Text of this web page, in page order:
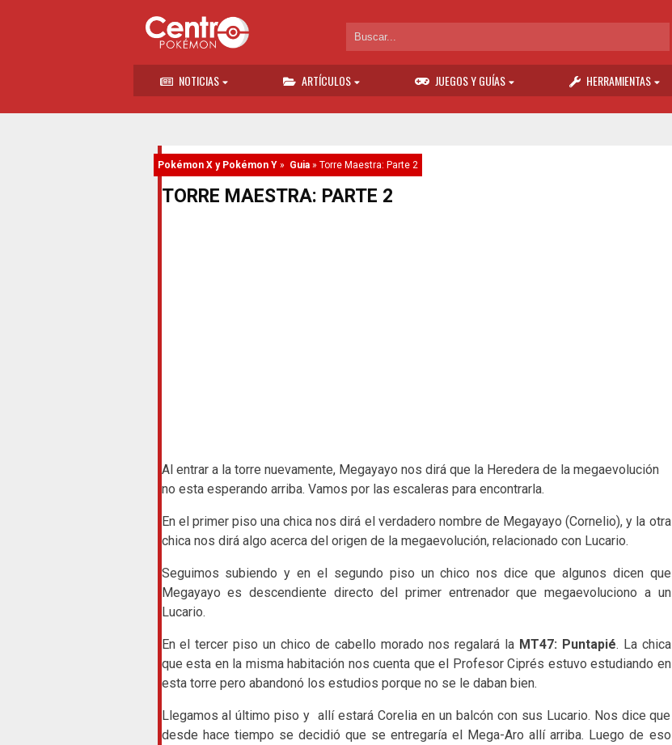
NOTICIAS ARTÍCULOS JUEGOS Y GUÍAS HERRAMIENTAS
Pokémon X y Pokémon Y» Guia» Torre Maestra: Parte 2
TORRE MAESTRA: PARTE 2
Al entrar a la torre nuevamente, Megayayo nos dirá que la Heredera de la megaevolución
no esta esperando arriba. Vamos por las escaleras para encontrarla.
En el primer piso una chica nos dirá el verdadero nombre de Megayayo (Cornelio), y la otra
chica nos dirá algo acerca del origen de la megaevolución, relacionado con Lucario.
Seguimos subiendo y en el segundo piso un chico nos dice que algunos dicen que
Megayayo es descendiente directo del primer entrenador que megaevoluciono a un
Lucario.
En el tercer piso un chico de cabello morado nos regalará la MT47: Puntapié. La chica
que esta en la misma habitación nos cuenta que el Profesor Ciprés estuvo estudiando en
esta torre pero abandonó los estudios porque no se le daban bien.
Llegamos al último piso y allí estará Corelia en un balcón con sus Lucario. Nos dice que
desde hace tiempo se decidió que se entregaría el Mega-Aro allí arriba. Luego de eso